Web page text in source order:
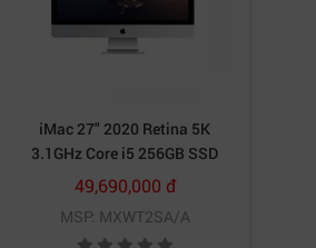
iMac 27" 2020 Retina 5K
3.1GHz Core i5 256GB SSD
MXWT2SA/A
49,690,000 đ
MSP: MXWT2SA/A